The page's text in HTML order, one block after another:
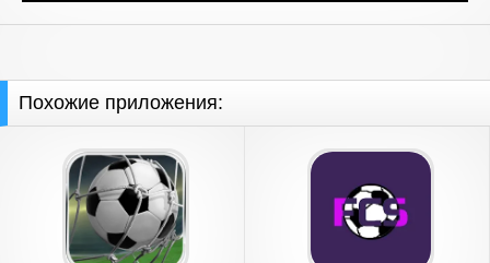
Похожие приложения: